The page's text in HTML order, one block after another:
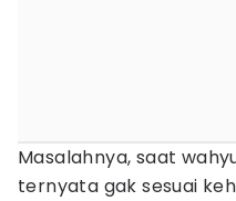
Masalahnya, saat
ternyata gak sesuai